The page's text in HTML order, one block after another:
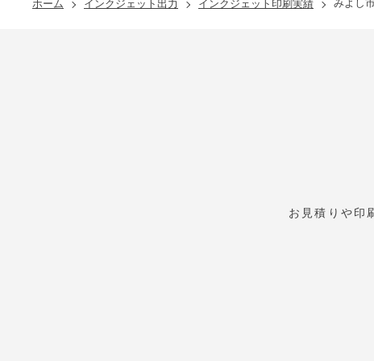
ホーム インクジェット出力 インクジェット印刷実績 みよし
お見積りや印